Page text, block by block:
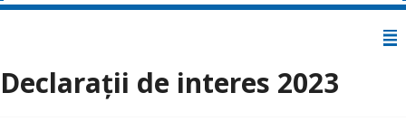
conținut
Declarații de interes 2023